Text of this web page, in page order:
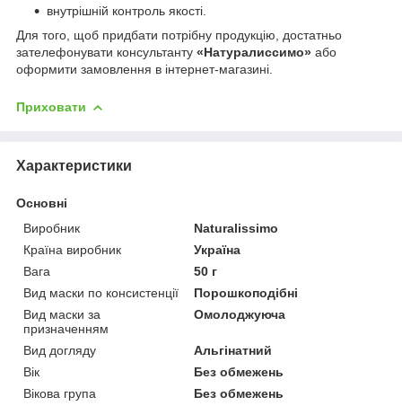
внутрішній контроль якості.
Для того, щоб придбати потрібну продукцію, достатньо
зателефонувати консультанту «Натуралиссимо» або
оформити замовлення в інтернет-магазині.
Приховати
Характеристики
Основні
Виробник
Naturalissimo
Країна виробник
Україна
Вага
50 г
Вид маски по консистенції
Порошкоподібні
Вид маски за
призначенням
Омолоджуюча
Вид догляду
Альгінатний
Вік
Без обмежень
Вікова група
Без обмежень